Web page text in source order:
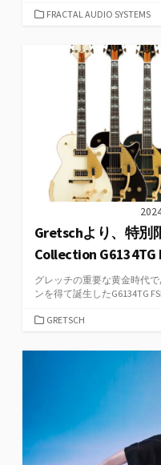
カFRACTAL AUDIO SYSTEMS
Gretschより、特別
Collection G6134TG
グレッチの重要な黄金時代
ンを得て誕生したG6134TG
カ
ゴ
GRETSCH